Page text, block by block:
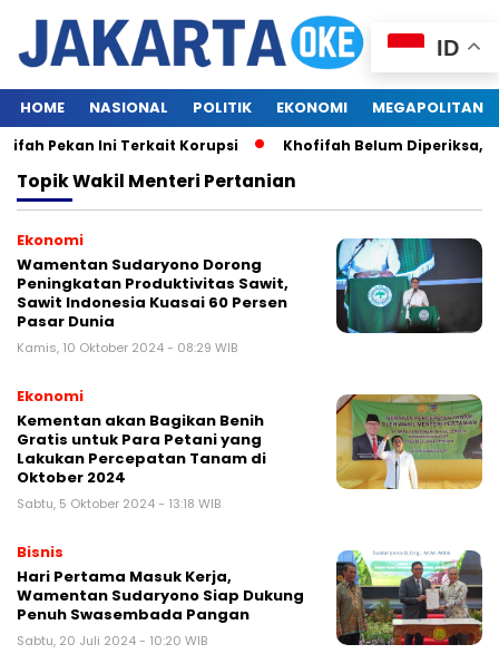
HOME NASIONAL POLITIK EKONOMI MEGAPOLITAN
Pekan Ini Terkait Korupsi Khofifah Belum Diperiksa,
TopikWakil Menteri Pertanian
Ekonomi
Wamentan Sudaryono Dorong
Peningkatan Produktivitas Sawit,
Sawit Indonesia Kuasai 60 Persen
Pasar Dunia
Kamis, 10 Oktober 2024 - 08:29 WIB
Ekonomi
Kementan akan Bagikan Benih
Gratis untuk Para Petani yang
Lakukan Percepatan Tanam di
Oktober 2024
Sabtu, 5 Oktober 2024 - 13:18 WIB
Bisnis
Hari Pertama Masuk Kerja,
Wamentan Sudaryono Siap Dukung
Penuh Swasembada Pangan
Sabtu, 20 Juli 2024 - 10:20 WIB
ID